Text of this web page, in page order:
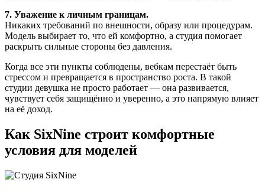
7. Уважение к личным границам.
Никаких требований по внешности, образу или процедурам.
Модель выбирает то, что ей комфортно, а студия помогает
раскрыть сильные стороны без давления.
Когда все эти пункты соблюдены, вебкам перестаёт быть
стрессом и превращается в пространство роста. В такой
студии девушка не просто работает — она развивается,
чувствует себя защищённо и уверенно, а это напрямую влияет
на её доход.
Как SixNine строит комфортные
условия для моделей